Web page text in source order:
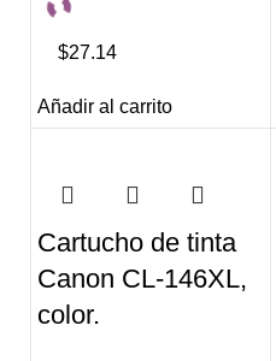
$27.14
Añadir al carrito
Cartucho de tinta
Canon CL-146XL,
color.